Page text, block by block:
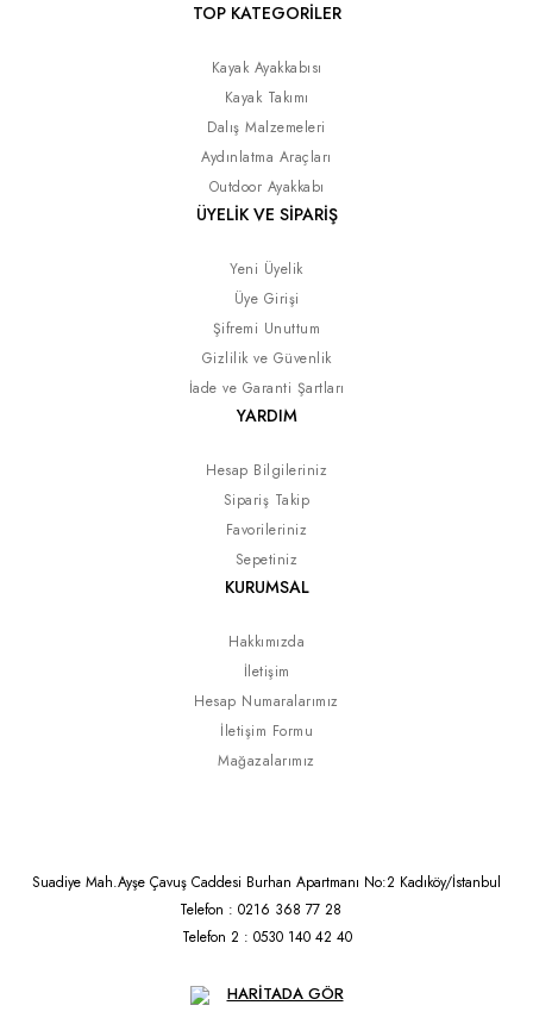
TOP KATEGORİLER
Kayak Ayakkabısı
Kayak Takımı
Dalış Malzemeleri
Aydınlatma Araçları
Outdoor Ayakkabı
ÜYELİK VE SİPARİŞ
Yeni Üyelik
Üye Girişi
Şifremi Unuttum
Gizlilik ve Güvenlik
İade ve Garanti Şartları
YARDIM
Hesap Bilgileriniz
Sipariş Takip
Favorileriniz
Sepetiniz
KURUMSAL
Hakkımızda
İletişim
Hesap Numaralarımız
İletişim Formu
Mağazalarımız
Suadiye Mah.Ayşe Çavuş Caddesi Burhan Apartmanı No:2 Kadıköy/İstanbul
Telefon : 0216 368 77 28
Telefon 2 : 0530 140 42 40
HARİTADA GÖR